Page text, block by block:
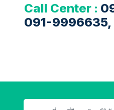
Call Center :
091-